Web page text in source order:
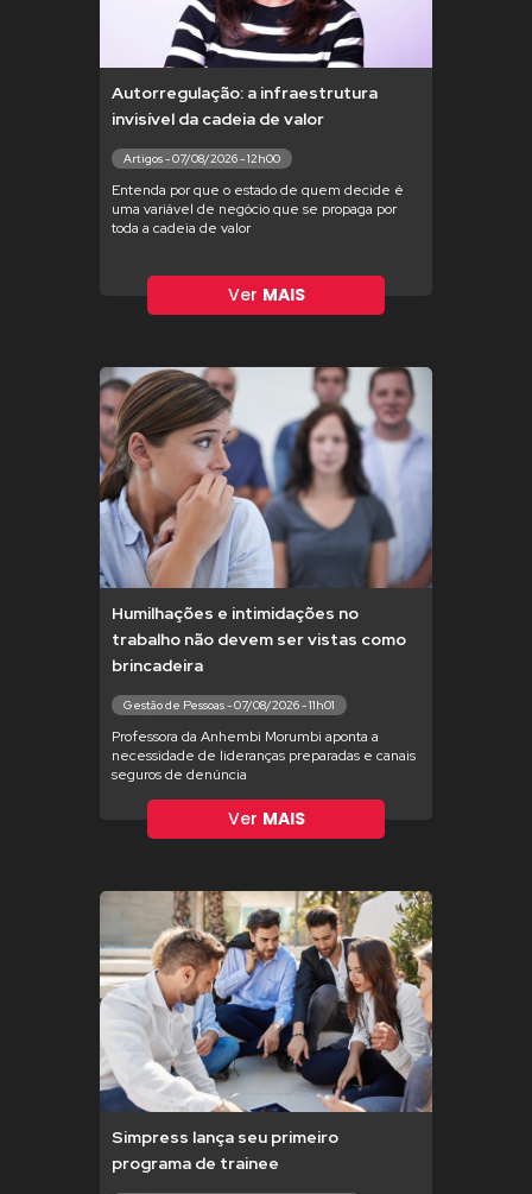
Autorregulação: a infraestrutura
invisível da cadeia de valor
Artigos - 07/08/2026 - 12h00
Entenda por que o estado de quem decide é
uma variável de negócio que se propaga por
toda a cadeia de valor
Ver MAIS
Humilhações e intimidações no
trabalho não devem ser vistas como
brincadeira
Gestão de Pessoas - 07/08/2026 - 11h01
Professora da Anhembi Morumbi aponta a
necessidade de lideranças preparadas e canais
seguros de denúncia
Ver MAIS
Simpress lança seu primeiro
programa de trainee